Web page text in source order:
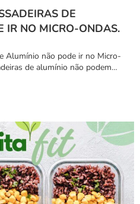
DE
IR NO MICRO-ONDAS.
Alumínio não pode ir no Micro-
de alumínio não podem…